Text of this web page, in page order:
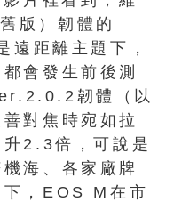
版）韌體的
遠距離主題下，
會發生前後測
韌體（以
對焦時宛如拉
2.3倍，可說是
海、各家廠牌
，EOS M在市